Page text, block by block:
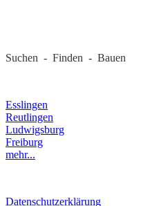
Suchen - Finden - Bauen
Esslingen
Reutlingen
Ludwigsburg
Freiburg
mehr...
Datenschutzerklärung